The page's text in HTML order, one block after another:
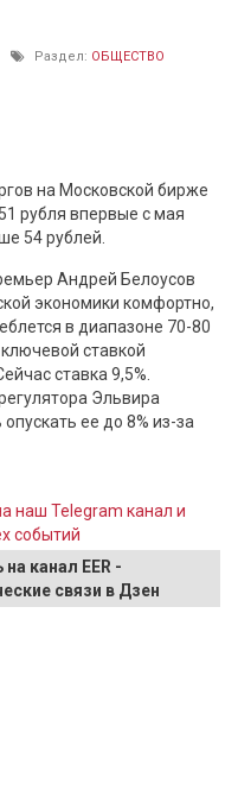
Раздел: ОБЩЕСТВО
на Московской бирже
рубля впервые с мая
54 рублей.
Андрей Белоусов
экономики комфортно,
в диапазоне 70-80
ставкой
ставка 9,5%.
Эльвира
ее до 8% из-за
наш Telegram канал и
событий
канал EER -
связи в Дзен